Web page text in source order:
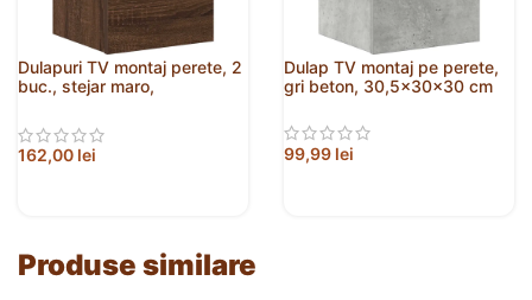
Dulapuri TV montaj perete, 2
buc., stejar maro,
162,00 lei
Dulap TV montaj pe perete,
gri beton, 30,5x30x30 cm
99,99 lei
Produse similare